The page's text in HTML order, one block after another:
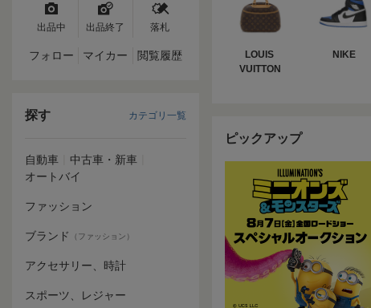
出品中 出品終了 落札
フォロー マイカー 閲覧履歴
探す カテゴリ一覧
自動車 中古車・新車
オートバイ
ファッション
ブランド （ファッション）
アクセサリー、時計
スポーツ、レジャー
LOUIS
VUITTON
NIKE
ピックアップ